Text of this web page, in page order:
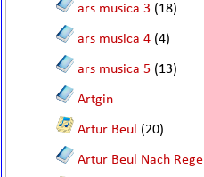
ars musica 3 (18)
ars musica 4 (4)
ars musica 5 (13)
Artgin
Artur Beul (20)
Artur Beul Nach